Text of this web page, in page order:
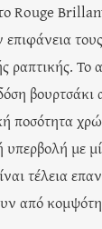
Rouge
επιφάνεια
ραπτικής. Το
βουρτσάκι
ποσότητα
υπερβολή με
τέλεια
από